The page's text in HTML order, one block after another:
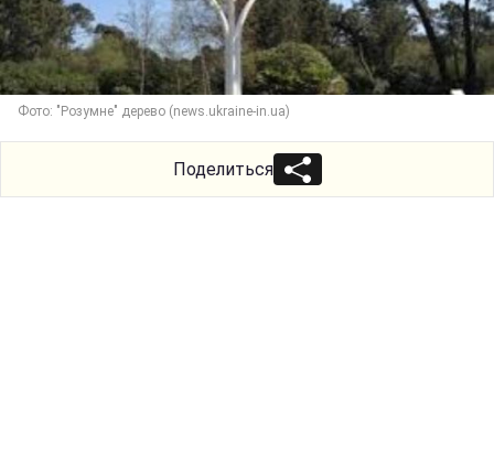
Фото: "Розумне" дерево (news.ukraine-in.ua)
Поделиться